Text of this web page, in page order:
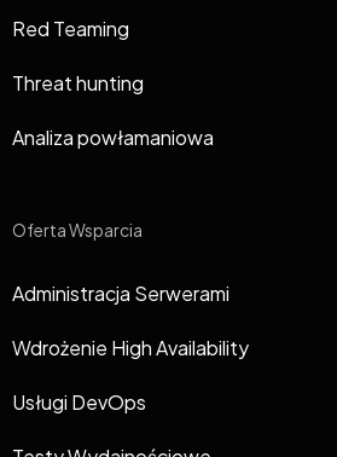
Red Teaming
Threat hunting
Analiza powłamaniowa
Oferta Wsparcia
Administracja Serwerami
Wdrożenie High Availability
Usługi DevOps